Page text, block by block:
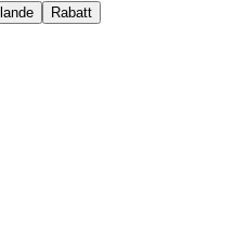
Rabatt